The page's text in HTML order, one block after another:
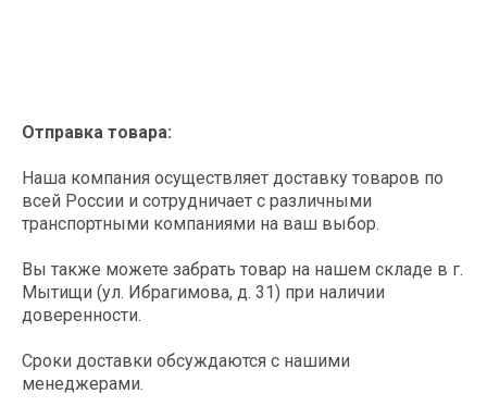
Отправка товара:
Наша компания осуществляет доставку товаров по
всей России и сотрудничает с различными
транспортными компаниями на ваш выбор.
Вы также можете забрать товар на нашем складе в г.
Мытищи (ул. Ибрагимова, д. 31) при наличии
доверенности.
Сроки доставки обсуждаются с нашими
менеджерами.
или присылаете свое ТЗ
info@spark-s.ru
Согласовываем оборудование,